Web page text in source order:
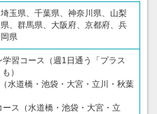
玉県、千葉県、神奈川県、山梨
、群馬県、大阪府、京都府、兵
県
習コース（週1日通う「プラス
）
水道橋・池袋・大宮・立川・秋葉
ス（水道橋・池袋・大宮・立